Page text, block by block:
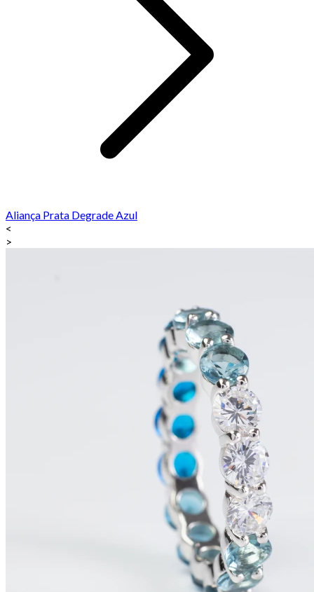
Aliança Prata Degrade Azul
<
>